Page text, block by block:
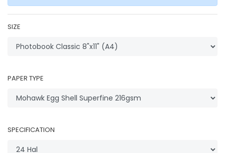
SIZE
PAPER TYPE
SPECIFICATION